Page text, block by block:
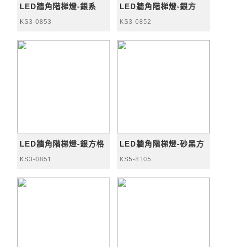
LED牆角階梯燈-銀系
KS3-0853
LED牆角階梯燈-銀方
KS3-0852
LED牆角階梯燈-銀方格
KS3-0851
LED牆角階梯燈-砂黑方
KS5-8105